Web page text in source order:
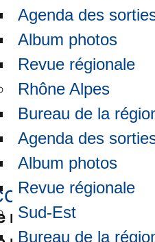
Agenda des
Album photos
Revue régionale
Rhône Alpes
Bureau de la
Agenda des
Album photos
Revue régionale
Sud-Est
Bureau de la
mail: jean-